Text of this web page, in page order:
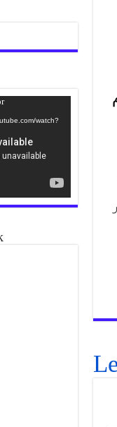
watch?